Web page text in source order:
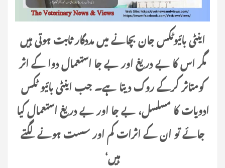
اینٹی بائیوٹکس جان بچانے میں مددگار ثابت ہوتی ہیں
مگر اس کا بے دریغ اور بے جا استعمال دوا کے اثر
کومتاثر کرکے روک دیتا ہے۔ جب اینٹی بائیو ٹکس
ادویات کا مسلسل، بے جا اور بے دریغ استعمال کیا
جائے تو ان کے اثرات کم اور سست ہونے لگتے
ہیں‘